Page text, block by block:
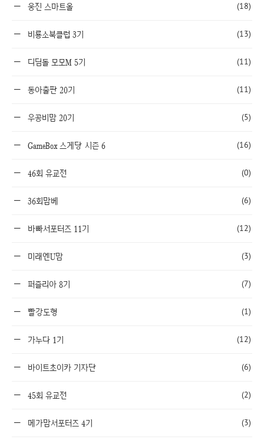
웅진 스마트올 (18)
비룡소북클럽 3기 (13)
디딤돌 모모M 5기 (11)
동아출판 20기 (11)
우공비맘 20기 (5)
GameBox 스게당 시즌 6 (16)
46회 유교전 (0)
36회맘베 (6)
바빠서포터즈 11기 (12)
미래엔U맘 (3)
퍼즐리아 8기 (7)
빨강도형 (1)
가누다 1기 (12)
바이트초이카 기자단 (6)
45회 유교전 (2)
메가맘서포터즈 4기 (3)